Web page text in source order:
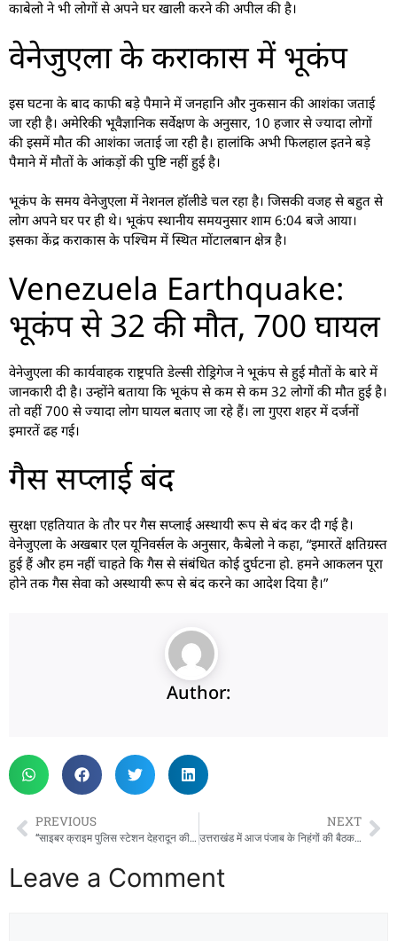
काबेलो ने भी लोगों से अपने घर खाली करने की अपील की है।
वेनेजुएला के कराकास में भूकंप
इस घटना के बाद काफी बड़े पैमाने में जनहानि और नुकसान की आशंका जताई
जा रही है। अमेरिकी भूवैज्ञानिक सर्वेक्षण के अनुसार, 10 हजार से ज्यादा लोगों
की इसमें मौत की आशंका जताई जा रही है। हालांकि अभी फिलहाल इतने बड़े
पैमाने में मौतों के आंकड़ों की पुष्टि नहीं हुई है।
भूकंप के समय वेनेजुएला में नेशनल हॉलीडे चल रहा है। जिसकी वजह से बहुत से
लोग अपने घर पर ही थे। भूकंप स्थानीय समयनुसार शाम 6:04 बजे आया।
इसका केंद्र कराकास के पश्चिम में स्थित मोंटालबान क्षेत्र है।
Venezuela Earthquake:
भूकंप से 32 की मौत, 700 घायल
वेनेजुएला की कार्यवाहक राष्ट्रपति डेल्सी रोड्रिगेज ने भूकंप से हुई मौतों के बारे में
जानकारी दी है। उन्होंने बताया कि भूकंप से कम से कम 32 लोगों की मौत हुई है।
तो वहीं 700 से ज्यादा लोग घायल बताए जा रहे हैं। ला गुएरा शहर में दर्जनों
इमारतें ढह गई।
गैस सप्लाई बंद
सुरक्षा एहतियात के तौर पर गैस सप्लाई अस्थायी रूप से बंद कर दी गई है।
वेनेजुएला के अखबार एल यूनिवर्सल के अनुसार, कैबेलो ने कहा, “इमारतें क्षतिग्रस्त
हुई हैं और हम नहीं चाहते कि गैस से संबंधित कोई दुर्घटना हो. हमने आकलन पूरा
होने तक गैस सेवा को अस्थायी रूप से बंद करने का आदेश दिया है।”
Author:
PREVIOUS
“साइबर क्राइम पुलिस स्टेशन देहरादून की बड़ी कार्यवाही, फर्जी इंस्टाग्राम आईडी “Uttarakhand_police__112” संचालित करने वाला युवक गिरफ्तार।
NEXT
उत्तराखंड में आज पंजाब के निहंगों की बैठक:बॉर्डर पर ITBP-PAC तैनात, गाड़ियों की चेकिंग की जा रही
Leave a Comment